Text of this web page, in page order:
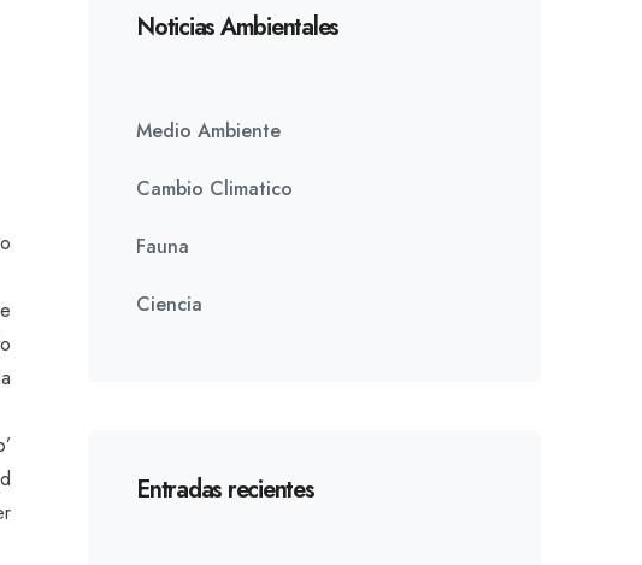
Noticias Ambientales
Medio Ambiente
Cambio Climatico
Fauna
Ciencia
Entradas recientes